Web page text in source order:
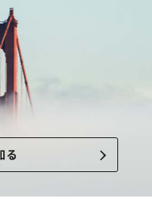
る